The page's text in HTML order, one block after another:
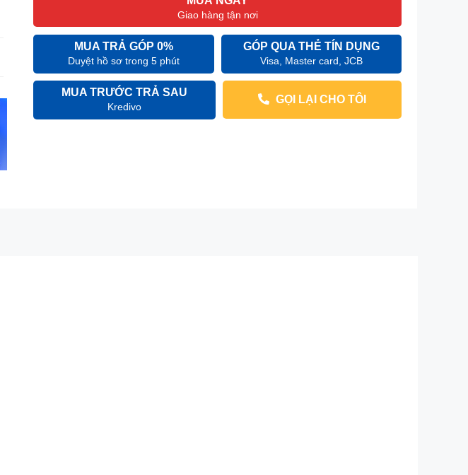
Giao hàng tận nơi
MUA TRẢ GÓP 0%
Duyệt hồ sơ trong 5 phút
GÓP QUA THẺ TÍN DỤNG
Visa, Master card, JCB
MUA TRƯỚC TRẢ SAU
Kredivo
GỌI LẠI CHO TÔI